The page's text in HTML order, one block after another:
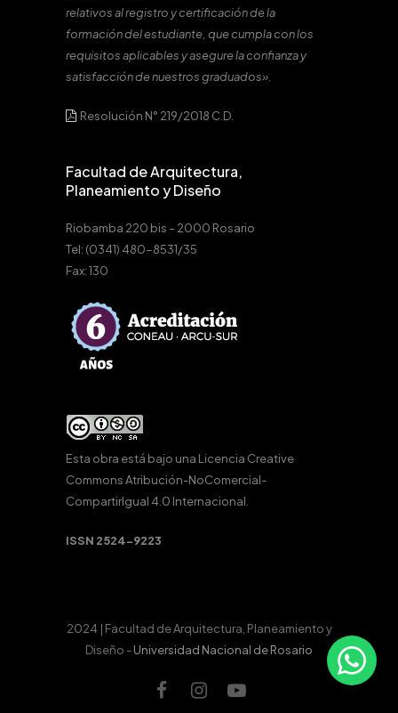
relativos al registro y certificación de la
formación del estudiante, que cumpla con los
requisitos aplicables y asegure la confianza y
satisfacción de nuestros graduados».
Resolución N° 219/2018 C.D.
Facultad de Arquitectura,
Planeamiento y Diseño
Riobamba 220 bis – 2000 Rosario
Tel: (0341) 480-8531/35
Fax: 130
Esta obra está bajo una Licencia Creative
Commons Atribución-NoComercial-
CompartirIgual 4.0 Internacional.
ISSN 2524-9223
2024 | Facultad de Arquitectura, Planeamiento y
Diseño -Universidad Nacional de Rosario